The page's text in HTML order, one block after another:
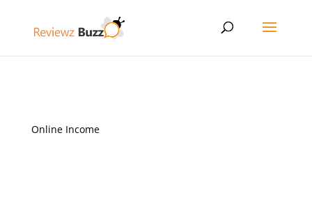
Online Income